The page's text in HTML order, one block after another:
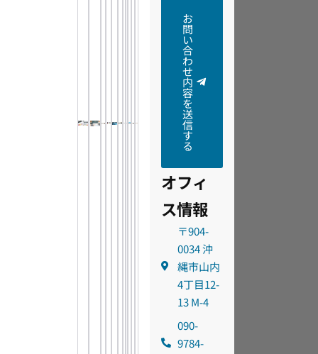
お
問
い
合
わ
せ
内
容
を
送
信
す
る
オフィ
ス情報
〒904-
0034 沖
縄市山内
4丁目12-
13 M-4
090-
9784-